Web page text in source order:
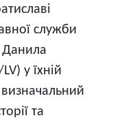
служби
Данила
у їхній
визначальний
та